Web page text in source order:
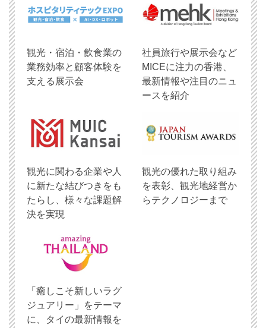
観光・宿泊・飲食業の
業務効率と顧客体験を
支える展示会
社員旅行や展示会など
MICEに注力の香港、
最新情報や注目のニュ
ースを紹介
観光に関わる企業や人
に新たな結びつきをも
たらし、様々な課題解
決を実現
観光の優れた取り組み
を表彰、観光地経営か
らテクノロジーまで
「癒しこそ新しいラグ
ジュアリー」をテーマ
に、タイの最新情報を